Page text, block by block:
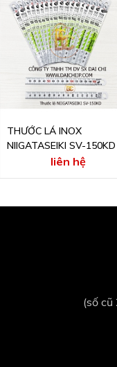
THƯỚC LÁ INOX
NIIGATASEIKI SV-150KD
liên hệ
(số cũ